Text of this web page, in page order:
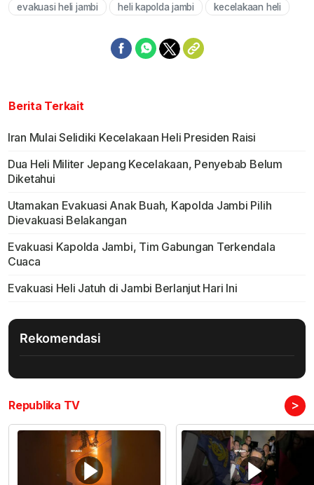
Mute
evakuasi heli jambi heli kapolda jambi kecelakaan heli
Berita Terkait
Iran Mulai Selidiki Kecelakaan Heli Presiden Raisi
Dua Heli Militer Jepang Kecelakaan, Penyebab Belum
Diketahui
Utamakan Evakuasi Anak Buah, Kapolda Jambi Pilih
Dievakuasi Belakangan
Evakuasi Kapolda Jambi, Tim Gabungan Terkendala
Cuaca
Evakuasi Heli Jatuh di Jambi Berlanjut Hari Ini
Rekomendasi
Republika TV >